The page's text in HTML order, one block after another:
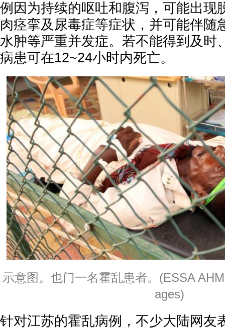
例因为持续的呕吐和腹泻，可能出现
肉痉挛及尿毒症等症状，并可能伴随
水肿等严重并发症。若不能得到及时
病患可在12~24小时内死亡。
示意图。也门一名霍乱患者。(ESSA
ages)
针对江苏的霍乱病例，不少大陆网友